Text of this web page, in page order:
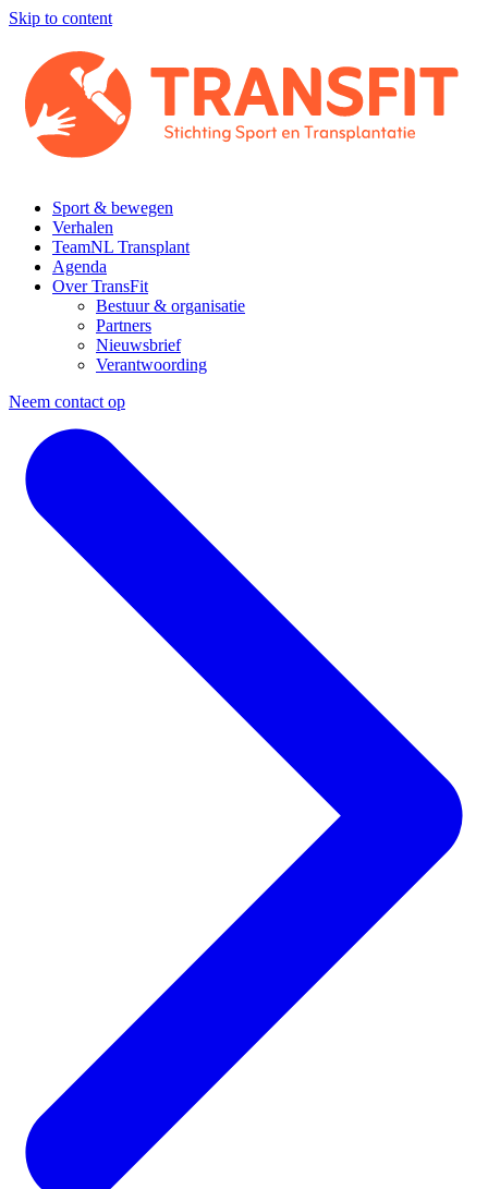
Skip to content
Sport & bewegen
Verhalen
TeamNL Transplant
Agenda
Over TransFit
Bestuur & organisatie
Partners
Nieuwsbrief
Verantwoording
Neem contact op